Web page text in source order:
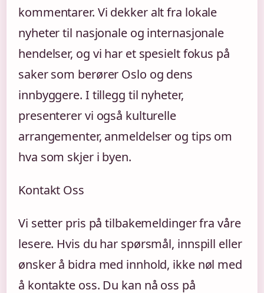
kommentarer. Vi dekker alt fra lokale
nyheter til nasjonale og internasjonale
hendelser, og vi har et spesielt fokus på
saker som berører Oslo og dens
innbyggere. I tillegg til nyheter,
presenterer vi også kulturelle
arrangementer, anmeldelser og tips om
hva som skjer i byen.
Kontakt Oss
Vi setter pris på tilbakemeldinger fra våre
lesere. Hvis du har spørsmål, innspill eller
ønsker å bidra med innhold, ikke nøl med
å kontakte oss. Du kan nå oss på